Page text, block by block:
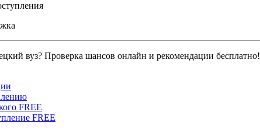
вуз? Проверка шансов онлайн и рекомендации бесплатно!
FREE
FREE